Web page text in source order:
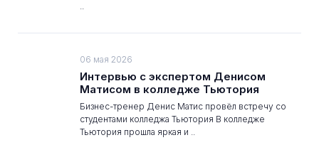
..
06 мая 2026
Интервью с экспертом Денисом
Матисом в колледже Тьютория
Бизнес-тренер Денис Матис провёл встречу со
студентами колледжа Тьютория В колледже
Тьютория прошла яркая и ..